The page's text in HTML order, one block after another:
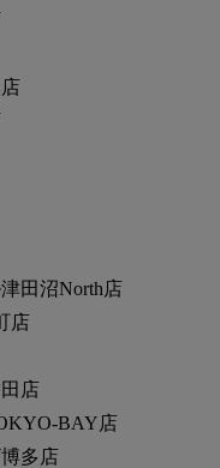
田沼North店
店
店
BAY店
多店